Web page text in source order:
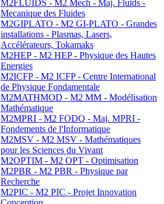
M2FLUIDS - M2 Mech - Maj. Fluids -
Mecanique des Fluides
M2GIPLATO - M2 GI-PLATO - Grandes
installations - Plasmas, Lasers,
Accélérateurs, Tokamaks
M2HEP - M2 HEP - Physique des Hautes
Energies
M2ICFP - M2 ICFP - Centre International
de Physique Fondamentale
M2MATHMOD - M2 MM - Modélisation
Mathématique
M2MPRI - M2 FODQ - Maj. MPRI -
Fondements de l'Informatique
M2MSV - M2 MSV - Mathématiques
pour les Sciences du Vivant
M2OPTIM - M2 OPT - Optimisation
M2PBR - M2 PBR - Physique par
Recherche
M2PIC - M2 PIC - Projet Innovation